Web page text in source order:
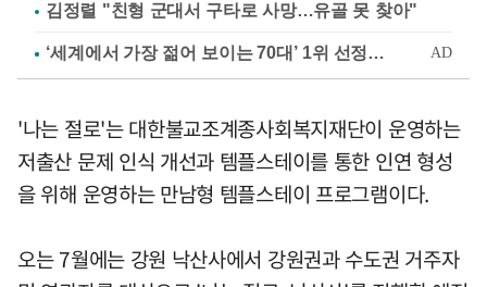
김정렬 "친형 군대서 구타로 사망…유골 못 찾아"
'나는 절로'는 대한불교조계종사회복지재단이 운영하는
저출산 문제 인식 개선과 템플스테이를 통한 인연 형성
을 위해 운영하는 만남형 템플스테이 프로그램이다.
오는 7월에는 강원 낙산사에서 강원권과 수도권 거주자